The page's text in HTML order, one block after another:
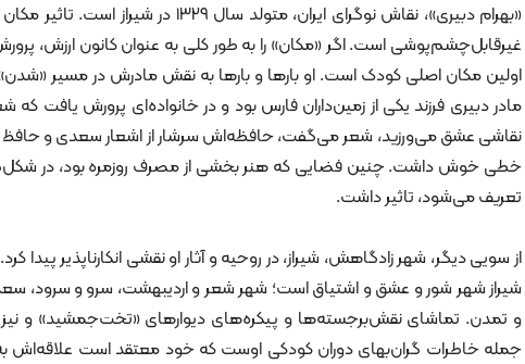
«بهرام دبیری»، نقاش نوگرای ایران، متولد سال
غیرقابل‌چشم‌پوشی است. اگر «مکان» را به طور کلی به عنوان کانون ارزش،
اولین مکان اصلی کودک است. او بارها و بارها به نقش مادرش در مسیر
مادر دبیری فرزند یکی از زمین‌داران فارس بود و در خانواده‌ای پرورش یافت که
نقاشی عشق می‌ورزید، شعر می‌گفت، حافظه‌اش سرشار از اشعار سعدی و حافظ و
خطی خوش داشت. چنین فضایی که هنر بخشی از مصرف روزمره بود، در
تعریف می‌شود، تاثیر داشت.
از سویی دیگر، شهر زادگاهش، شیراز، در روحیه و آثار او نقشی انکارناپذیر
شیراز شهر شور و عشق و اشتیاق است؛ شهر شعر و اردیبهشت، سرو و سرود،
و تمدن. تماشای نقش‌برجسته‌ها و پیکره‌های دیوارهای «تخت‌جمشید» و نیز
جمله خاطرات گران‌بهای دوران کودکی اوست که خود معتقد است علاقه‌اش